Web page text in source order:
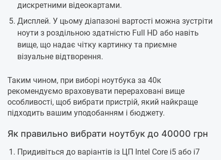
дискретними відеокартами.
Дисплей. У цьому діапазоні вартості можна зустріти
ноути з роздільною здатністю Full HD або навіть
вище, що надає чітку картинку та приємне
візуальне відтворення.
Таким чином, при виборі ноутбука за 40к
рекомендуємо враховувати перераховані вище
особливості, щоб вибрати пристрій, який найкраще
підходить вашим уподобанням і бюджету.
Як правильно вибрати ноутбук до 40000 грн
Придивіться до варіантів із ЦП Intel Core i5 або i7